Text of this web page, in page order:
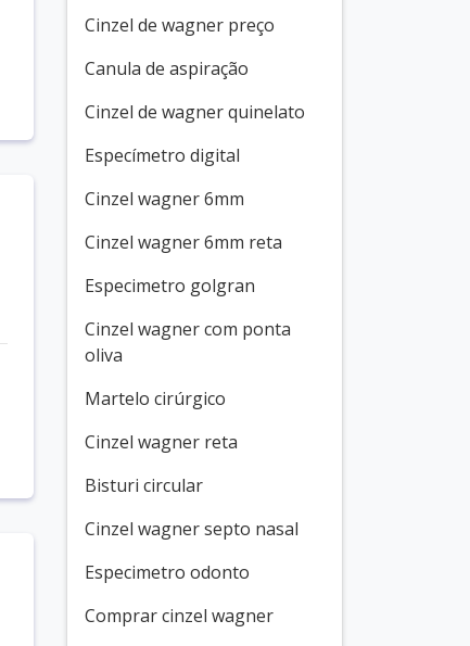
Cinzel de wagner preço
Canula de aspiração
Cinzel de wagner quinelato
Especímetro digital
Cinzel wagner 6mm
Cinzel wagner 6mm reta
Especimetro golgran
Cinzel wagner com ponta
oliva
Martelo cirúrgico
Cinzel wagner reta
Bisturi circular
Cinzel wagner septo nasal
Especimetro odonto
Comprar cinzel wagner